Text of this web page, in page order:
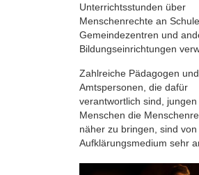
Unterrichtsstunden über
Menschenrechte an
Gemeindezentren und
Bildungseinrichtungen
Zahlreiche Pädagogen und
Amtspersonen, die dafür
verantwortlich sind, jungen
Menschen die
näher zu bringen, sind von
Aufklärungsmedium sehr